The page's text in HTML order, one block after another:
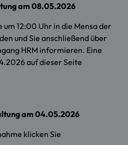
am 08.05.2026
12:00 Uhr in die Mensa der
und Sie anschließend über
HRM informieren. Eine
auf dieser Seite
am 04.05.2026
klicken Sie